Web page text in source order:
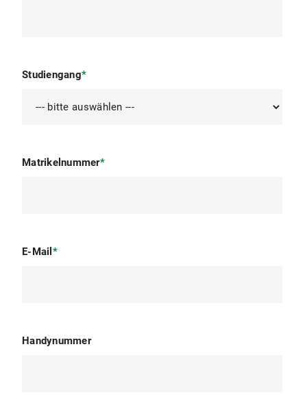
Studiengang*
Matrikelnummer*
E-Mail *
Handynummer